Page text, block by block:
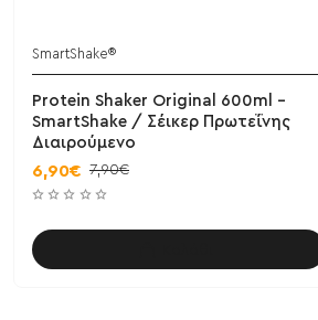
SmartShake®
Protein Shaker Original 600ml -
SmartShake / Σέικερ Πρωτεΐνης
Διαιρούμενο
6,90€ 7,90€